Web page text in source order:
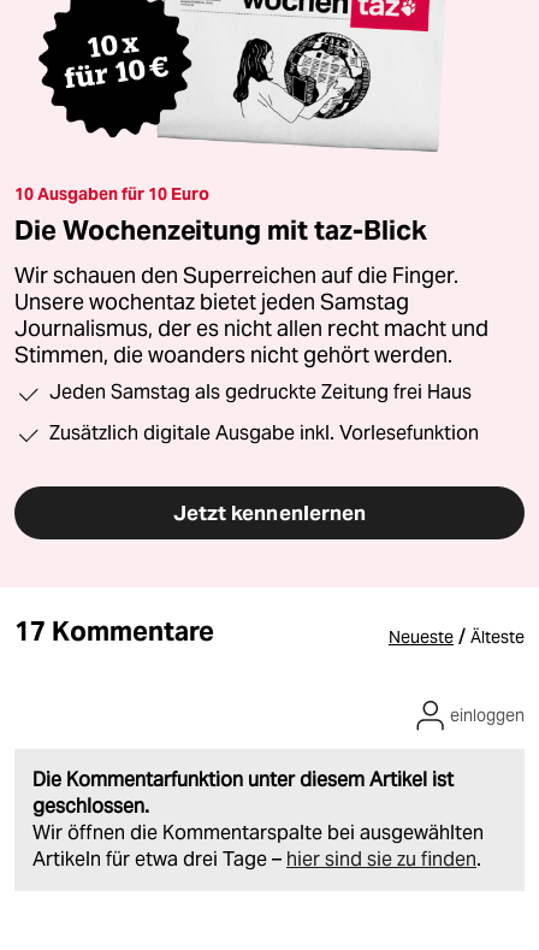
10 Ausgaben für 10 Euro
Die Wochenzeitung mit taz-Blick
Wir schauen den Superreichen auf die Finger.
Unsere wochentaz bietet jeden Samstag
Journalismus, der es nicht allen recht macht und
Stimmen, die woanders nicht gehört werden.
Jeden Samstag als gedruckte Zeitung frei Haus
Zusätzlich digitale Ausgabe inkl. Vorlesefunktion
Jetzt kennenlernen
17 Kommentare Neueste / Älteste
Die Kommentarfunktion unter diesem Artikel ist
geschlossen.
Wir öffnen die Kommentarspalte bei ausgewählten
Artikeln für etwa drei Tage – hier sind sie zu finden.
einloggen